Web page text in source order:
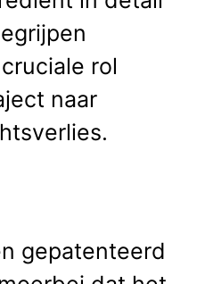
rol
naar
gepatenteerd